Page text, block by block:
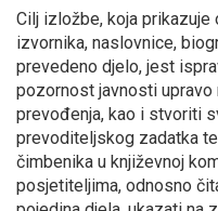
Cilj izložbe, koja
izvornika, naslovnice,
prevedeno djelo, jest
pozornost javnosti
prevođenja, kao i stvoriti
prevoditeljskog zadatka
čimbenika u književnoj
posjetiteljima, odnosno